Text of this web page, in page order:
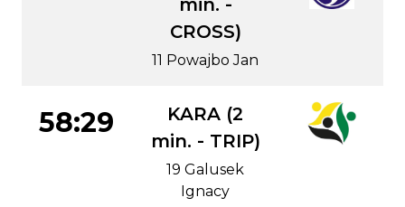
min. -
CROSS)
11 Powajbo Jan
58:29
KARA (2
min. - TRIP)
19 Galusek
Ignacy